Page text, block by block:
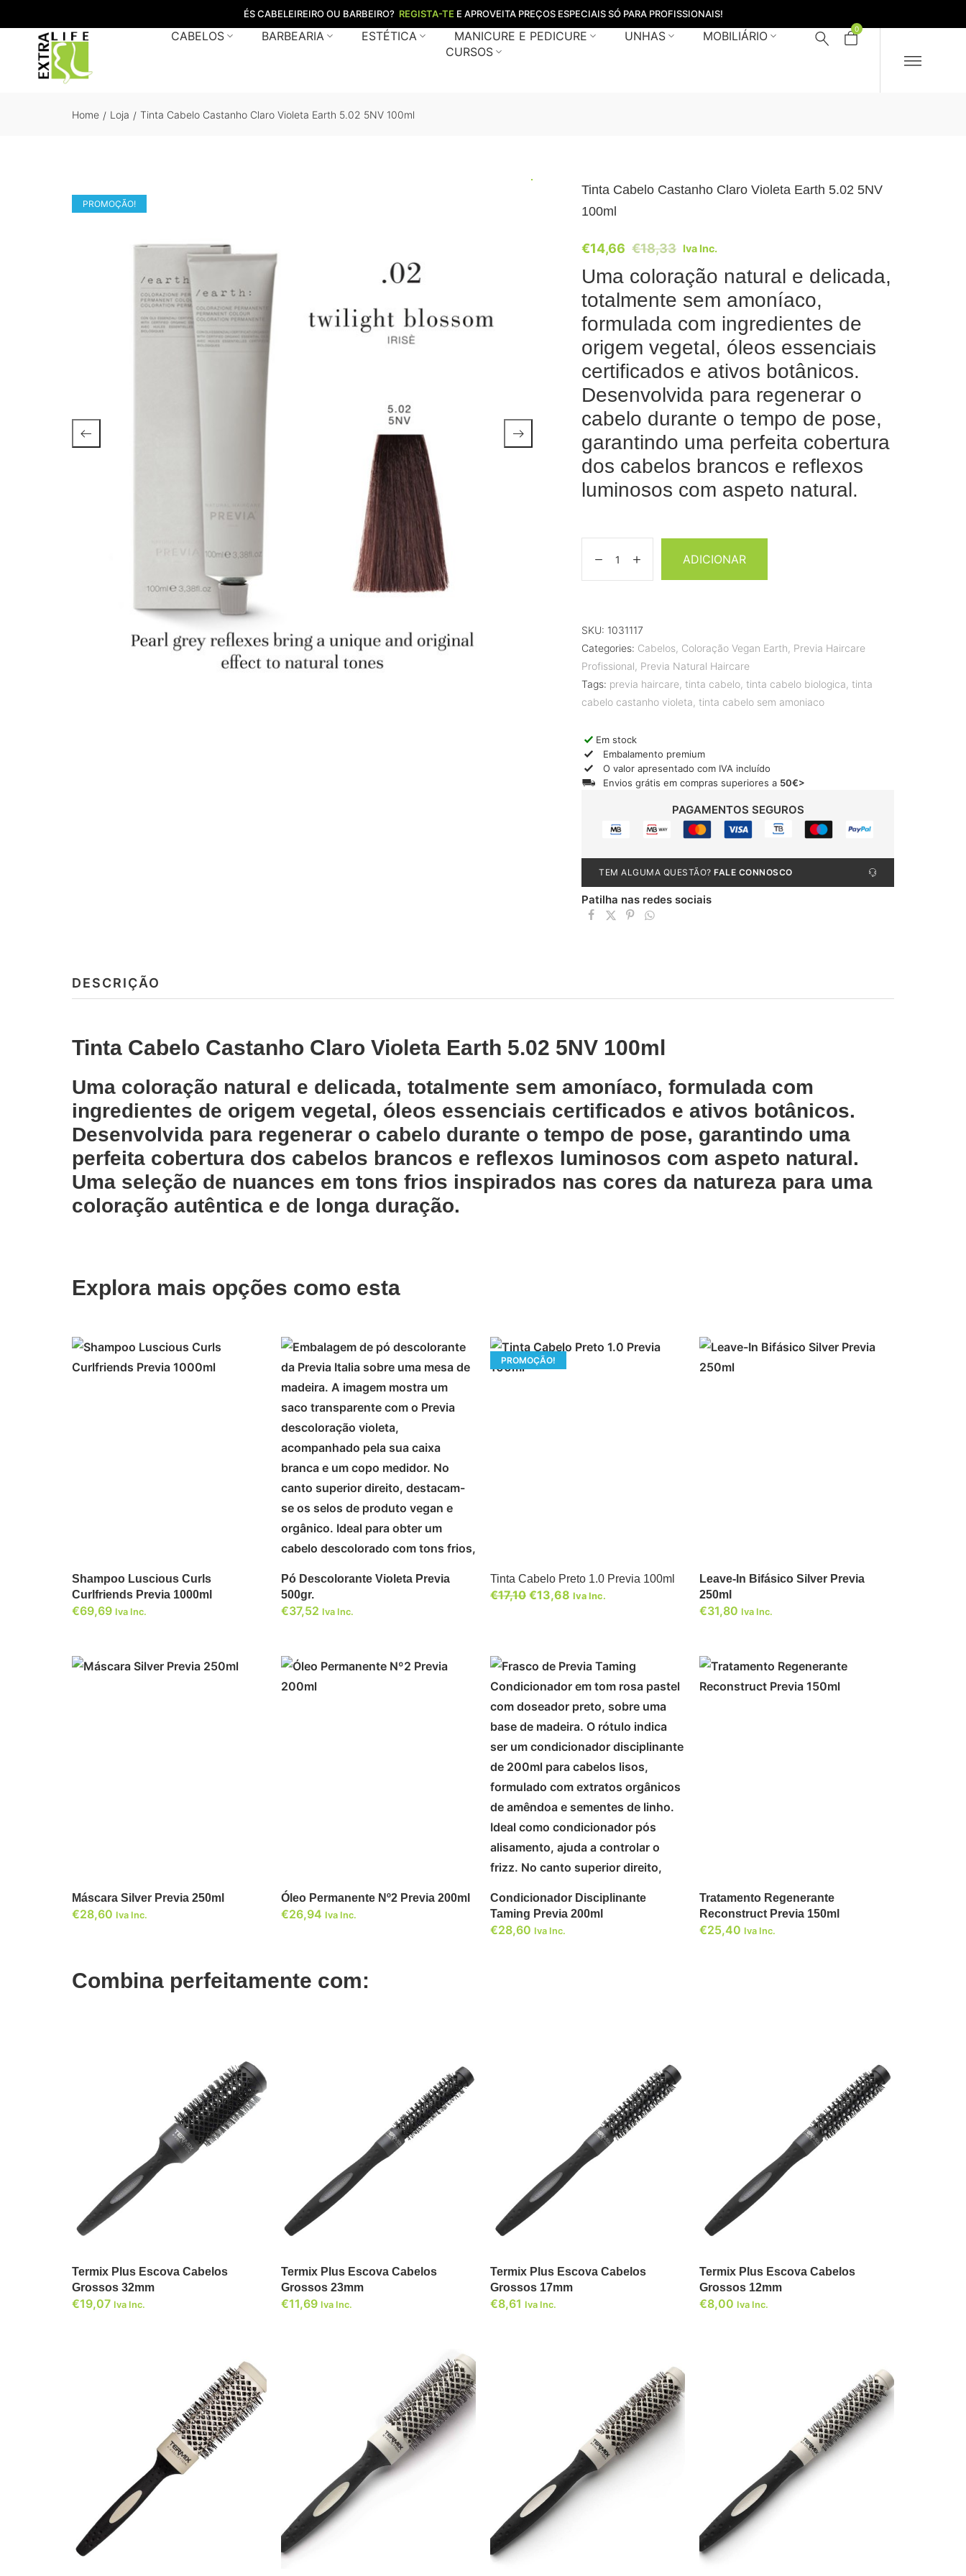
ÉS CABELEIREIRO OU BARBEIRO? REGISTA-TE E APROVEITA PREÇOS ESPECIAIS SÓ PARA PROFISSIONAIS!
CABELOS BARBEARIA ESTÉTICA MANICURE E PEDICURE UNHAS
MOBILIÁRIO
CURSOS
0
Home / Loja / Tinta Cabelo Castanho Claro Violeta Earth 5.02 5NV 100ml
PROMOÇÃO!
Tinta Cabelo Castanho Claro Violeta Earth 5.02 5NV
100ml
€18,33
€14,66 Iva Inc.
Uma coloração natural e delicada,
totalmente sem amoníaco,
formulada com ingredientes de
origem vegetal, óleos essenciais
certificados e ativos botânicos.
Desenvolvida para regenerar o
cabelo durante o tempo de pose,
garantindo uma perfeita cobertura
dos cabelos brancos e reflexos
luminosos com aspeto natural.
ADICIONAR
SKU: 1031117
Categories: Cabelos, Coloração Vegan Earth, Previa Haircare
Profissional, Previa Natural Haircare
Tags: previa haircare,tinta cabelo,tinta cabelo biologica,tinta
cabelo castanho violeta,tinta cabelo sem amoniaco
Em stock
Embalamento premium
O valor apresentado com IVA incluído
Envios grátis em compras superiores a 50€>
PAGAMENTOS SEGUROS
TEM ALGUMA QUESTÃO?FALE CONNOSCO
Patilha nas redes sociais
DESCRIÇÃO
Tinta Cabelo Castanho Claro Violeta Earth 5.02 5NV 100ml
Uma coloração natural e delicada, totalmente sem amoníaco, formulada com
ingredientes de origem vegetal, óleos essenciais certificados e ativos botânicos.
Desenvolvida para regenerar o cabelo durante o tempo de pose, garantindo uma
perfeita cobertura dos cabelos brancos e reflexos luminosos com aspeto natural.
Uma seleção de nuances em tons frios inspirados nas cores da natureza para uma
coloração autêntica e de longa duração.
Explora mais opções como esta
Shampoo Luscious Curls
Curlfriends Previa 1000ml
€69,69 Iva Inc.
ADICIONAR
Pó Descolorante Violeta Previa
500gr.
€37,52 Iva Inc.
PROMOÇÃO!
Tinta Cabelo Preto 1.0 Previa 100ml
€17,10 €13,68 Iva Inc.
Leave-In Bifásico Silver Previa
250ml
€31,80 Iva Inc.
Máscara Silver Previa 250ml
€28,60 Iva Inc.
Óleo Permanente Nº2 Previa 200ml
€26,94 Iva Inc.
ADICIONAR
Condicionador Disciplinante
Taming Previa 200ml
€28,60 Iva Inc.
Tratamento Regenerante
Reconstruct Previa 150ml
€25,40 Iva Inc.
Combina perfeitamente com:
ADICIONAR
Termix Plus Escova Cabelos
Grossos 32mm
€19,07 Iva Inc.
ADICIONAR
Termix Plus Escova Cabelos
Grossos 23mm
€11,69 Iva Inc.
ADICIONAR
Termix Plus Escova Cabelos
Grossos 17mm
€8,61 Iva Inc.
ADICIONAR
Termix Plus Escova Cabelos
Grossos 12mm
€8,00 Iva Inc.
ADICIONAR ADICIONAR ADICIONAR ADICIONAR